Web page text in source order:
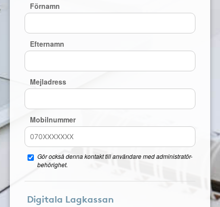
Förnamn
Efternamn
Mejladress
Mobilnummer
Gör också denna kontakt till användare med administratör-
behörighet.
Digitala Lagkassan